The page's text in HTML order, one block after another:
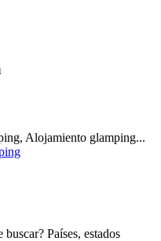
Alojamiento glamping...
buscar? Países, estados